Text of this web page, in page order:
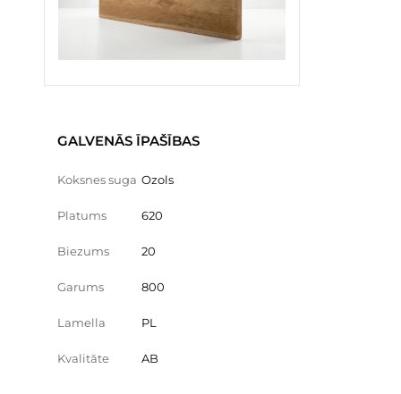
GALVENĀS ĪPAŠĪBAS
Koksnes suga Ozols
Platums 620
Biezums 20
Garums 800
Lamella PL
Kvalitāte AB